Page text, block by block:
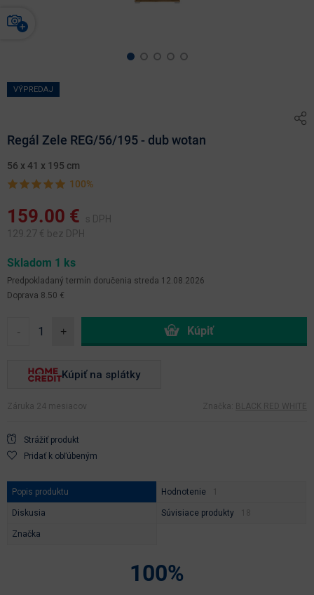
VÝPREDAJ
Regál Zele REG/56/195 - dub wotan
56 x 41 x 195 cm
100%
159.00 €
s DPH
129.27 € bez DPH
Skladom 1 ks
Predpokladaný termín doručenia streda 12.08.2026
Doprava 8.50 €
- +
Kúpiť na splátky
Záruka 24 mesiacov Značka: BLACK RED WHITE
Strážiť produkt
Pridať k obľúbeným
Popis produktu Hodnotenie
Diskusia Súvisiace produkty
Značka
100%